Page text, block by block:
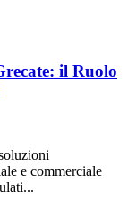
il Ruolo
e commerciale